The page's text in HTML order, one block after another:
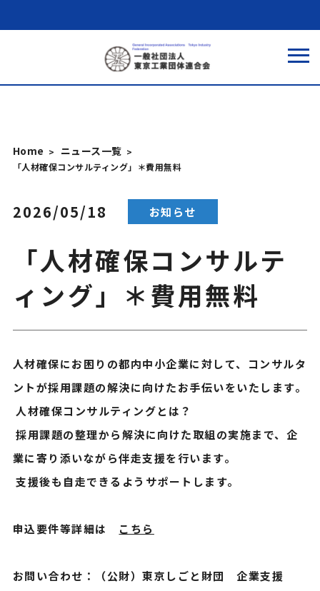
Home ニュース一覧
「人材確保コンサルティング」＊費用無料
2026/05/18 お知らせ
「人材確保コンサルテ
ィング」＊費用無料
人材確保にお困りの都内中小企業に対して、コンサルタ
ントが採用課題の解決に向けたお手伝いをいたします。
人材確保コンサルティングとは？
採用課題の整理から解決に向けた取組の実施まで、企
業に寄り添いながら伴走支援を行います。
支援後も自走できるようサポートします。
申込要件等詳細は こちら
お問い合わせ：（公財）東京しごと財団 企業支援